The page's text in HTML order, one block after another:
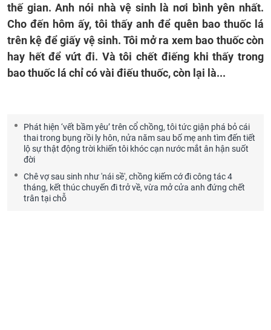
thế gian. Anh nói nhà vệ sinh là nơi bình yên nhất.
Cho đến hôm ấy, tôi thấy anh để quên bao thuốc lá
trên kệ để giấy vệ sinh. Tôi mở ra xem bao thuốc còn
hay hết để vứt đi. Và tôi chết điếng khi thấy trong
bao thuốc lá chỉ có vài điếu thuốc, còn lại là...
Phát hiện ‘vết bầm yêu’ trên cổ chồng, tôi tức giận phá bỏ cái
thai trong bụng rồi ly hôn, nửa năm sau bố mẹ anh tìm đến tiết
lộ sự thật động trời khiến tôi khóc cạn nước mắt ân hận suốt
đời
Chê vợ sau sinh như 'nái sề', chồng kiếm cớ đi công tác 4
tháng, kết thúc chuyến đi trở về, vừa mở cửa anh đứng chết
trân tại chỗ